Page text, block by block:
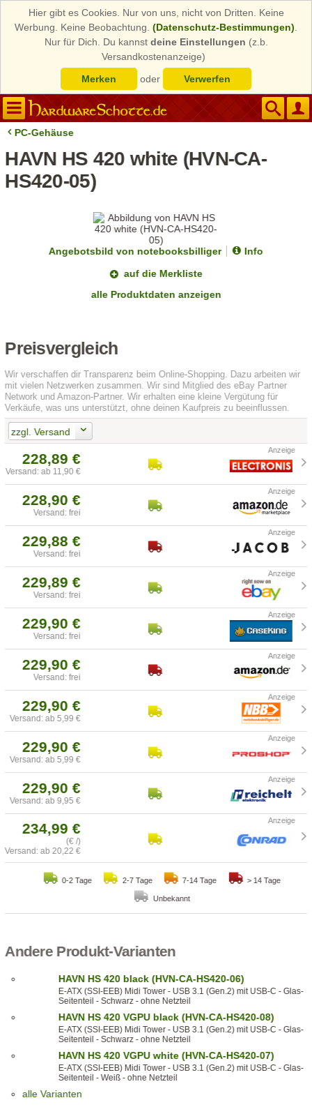
Hier gibt es Cookies. Nur von uns, nicht von Dritten. Keine
Werbung. Keine Beobachtung. (Datenschutz-Bestimmungen)
Nur für Dich. Du kannst deine Einstellungen (z.b.
Versandkostenanzeige)
Merken
oder Verwerfen
PC-Gehäuse
HAVN HS 420 white (HVN-CA-
HS420-05)
Angebotsbild von notebooksbilliger
Info
auf die Merkliste
alle Produktdaten anzeigen
Preisvergleich
Wir verschaffen dir Transparenz beim Online-Shopping. Dazu arbeiten wir
mit vielen Netzwerken zusammen. Wir sind Mitglied des eBay Partner
Network und Amazon-Partner. Wir erhalten eine kleine Vergütung für
Verkäufe, was uns unterstützt, ohne deinen Kaufpreis zu beeinflussen.
zzgl. Versand
228,89 €
Versand: ab 11,90 €
228,90 €
Versand: frei
229,88 €
Versand: frei
229,89 €
Versand: frei
229,90 €
Versand: frei
229,90 €
Versand: frei
229,90 €
Versand: ab 5,99 €
229,90 €
Versand: ab 5,99 €
229,90 €
Versand: ab 9,95 €
234,99 €
(€ /)
Versand: ab 20,22 €
0-2 Tage 2-7 Tage 7-14 Tage > 14 Tage
Unbekannt
Andere Produkt-Varianten
HAVN HS 420 black (HVN-CA-HS420-06)
E-ATX (SSI-EEB) Midi Tower - USB 3.1 (Gen.2) mit USB-C - Glas-
Seitenteil - Schwarz - ohne Netzteil
HAVN HS 420 VGPU black (HVN-CA-HS420-08)
E-ATX (SSI-EEB) Midi Tower - USB 3.1 (Gen.2) mit USB-C - Glas-
Seitenteil - Schwarz - ohne Netzteil
HAVN HS 420 VGPU white (HVN-CA-HS420-07)
E-ATX (SSI-EEB) Midi Tower - USB 3.1 (Gen.2) mit USB-C - Glas-
Seitenteil - Weiß - ohne Netzteil
alle Varianten